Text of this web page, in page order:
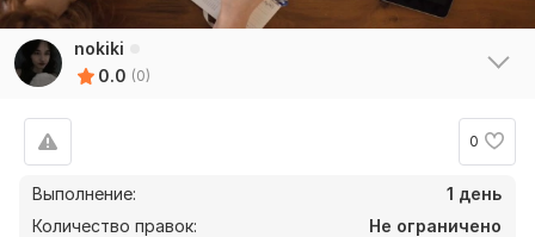
nokiki
0.0 (0)
0
Выполнение:
1 день
Количество правок:
Не ограничено